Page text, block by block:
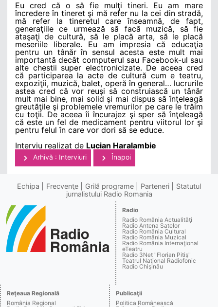
Eu cred că o să fie mulţi tineri. Eu am mare
încredere în tineret şi mă refer nu la cei din stradă,
mă refer la tineretul care înseamnă, de fapt,
generaţiile ce urmează să facă muzică, să fie
ataşaţi de cultură, să le placă arta, să le placă
meseriile liberale. Eu am impresia că educaţia
pentru un tânăr în sensul acesta este mult mai
importantă decât computerul sau Facebook-ul sau
alte chestii super electronicizate. De aceea cred
că participarea la acte de cultură cum e teatru,
expoziţii, muzică, balet, operă în general… lucrurile
astea cred că vor reuşi să construiască un tânăr
mult mai bine, mai solid şi mai dispus să înţeleagă
greutăţile şi problemele vremurilor pe care le trăim
cu toţii. De aceea îi încurajez şi sper să înţeleagă
că este un fel de medicament pentru viitorul lor şi
pentru felul în care vor dori să se educe.
Interviu realizat de Lucian Haralambie
Arhivă : Interviuri Înapoi
Echipa Frecvenţe Grilă programe Parteneri
Statutul
jurnalistului Radio Romania
Radio
Radio România Actualităţi
Radio Antena Satelor
Radio România Cultural
Radio România Muzical
Radio România Internaţional
eTeatru
Radio 3Net "Florian Pitiş"
Teatrul Naţional Radiofonic
Radio Chişinău
Reţeaua Regională
România Regional
Publicaţii
Politica Românească